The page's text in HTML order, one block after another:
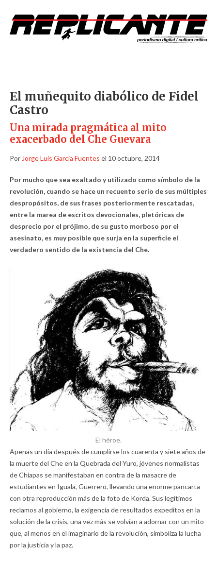
El muñequito diabólico de Fidel
Castro
Una mirada pragmática al mito
exacerbado del Che Guevara
Por Jorge Luis García Fuentes el 10 octubre, 2014
Por mucho que sea exaltado y utilizado como símbolo de la
revolución, cuando se hace un recuento serio de sus múltiples
despropósitos, de sus frases posteriormente rescatadas,
entre la marea de escritos devocionales, pletóricas de
desprecio por el prójimo, de su gusto morboso por el
asesinato, es muy posible que surja en la superficie el
verdadero sentido de la existencia del Che.
El héroe.
Apenas un día después de cumplirse los cuarenta y siete años de
la muerte del Che en la Quebrada del Yuro, jóvenes normalistas
de Chiapas se manifestaban en contra de la masacre de
estudiantes en Iguala, Guerrero, llevando una enorme pancarta
con otra reproducción más de la foto de Korda. Sus legítimos
reclamos al gobierno, la exigencia de resultados expeditos en la
solución de la crisis, una vez más se volvían a adornar con un mito
que, al menos en el imaginario de la revolución, simboliza la lucha
por la justicia y la paz.